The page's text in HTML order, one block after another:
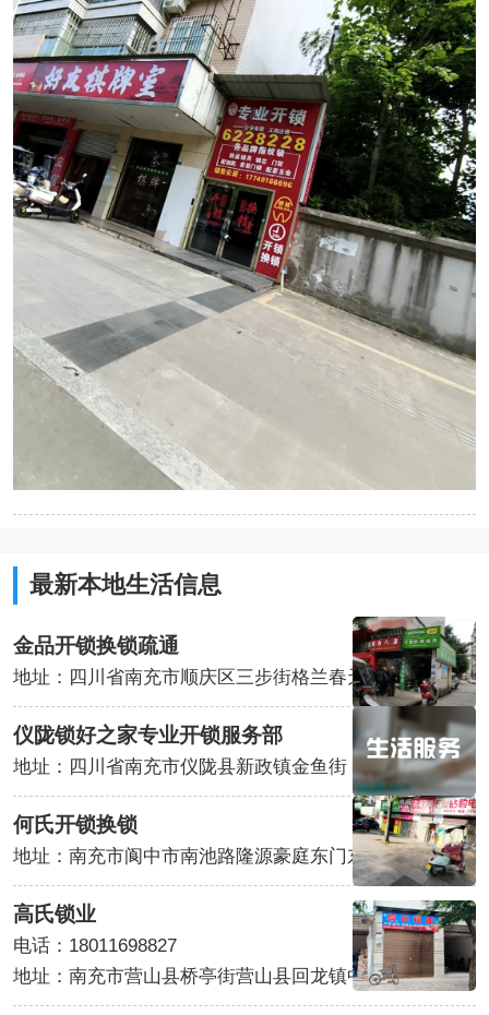
最新本地生活信息
金品开锁换锁疏通
地址：四川省南充市顺庆区三步街格兰春天东北侧约160米
仪陇锁好之家专业开锁服务部
地址：四川省南充市仪陇县新政镇金鱼街
何氏开锁换锁
地址：南充市阆中市南池路隆源豪庭东门东南侧约90米
高氏锁业
电话：18011698827
地址：南充市营山县桥亭街营山县回龙镇中西北侧约80米